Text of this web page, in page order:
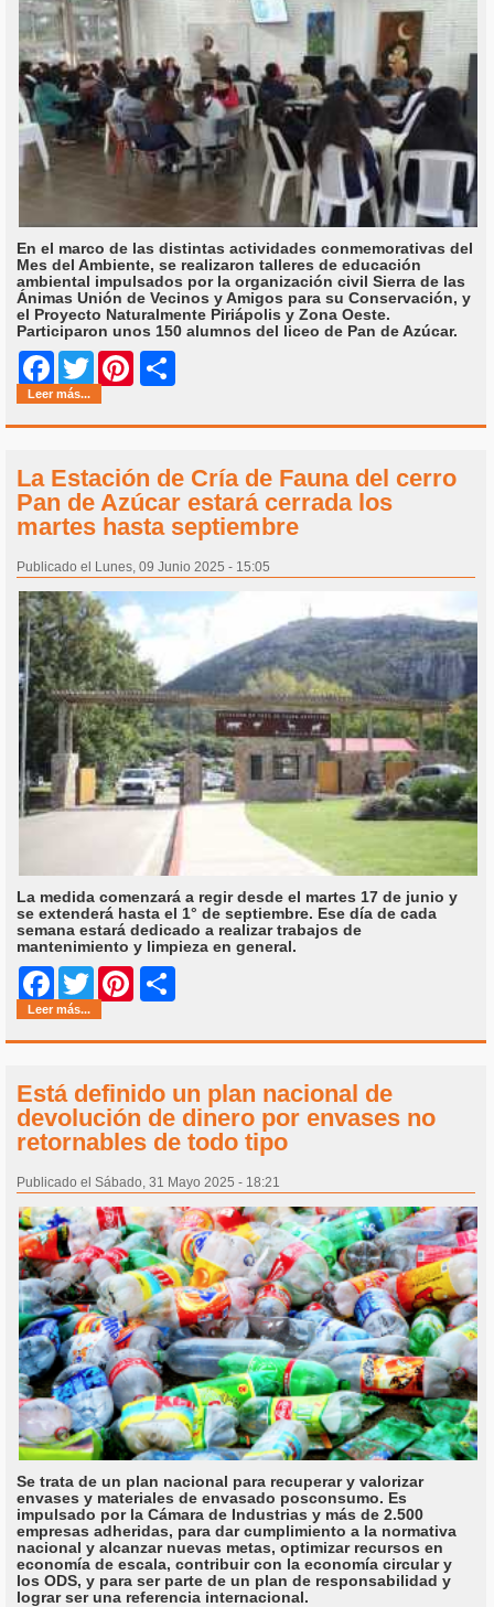
En el marco de las distintas actividades conmemorativas del
Mes del Ambiente, se realizaron talleres de educación
ambiental impulsados por la organización civil Sierra de las
Ánimas Unión de Vecinos y Amigos para su Conservación, y
el Proyecto Naturalmente Piriápolis y Zona Oeste.
Participaron unos 150 alumnos del liceo de Pan de Azúcar.
Facebook
Twitter Pinterest
Leer más...
La Estación de Cría de Fauna del cerro
Pan de Azúcar estará cerrada los
martes hasta septiembre
Publicado el Lunes, 09 Junio 2025 - 15:05
La medida comenzará a regir desde el martes 17 de junio y
se extenderá hasta el 1° de septiembre. Ese día de cada
semana estará dedicado a realizar trabajos de
mantenimiento y limpieza en general.
Facebook
Twitter Pinterest
Leer más...
Está definido un plan nacional de
devolución de dinero por envases no
retornables de todo tipo
Publicado el Sábado, 31 Mayo 2025 - 18:21
Se trata de un plan nacional para recuperar y valorizar
envases y materiales de envasado posconsumo. Es
impulsado por la Cámara de Industrias y más de 2.500
empresas adheridas, para dar cumplimiento a la normativa
nacional y alcanzar nuevas metas, optimizar recursos en
economía de escala, contribuir con la economía circular y
los ODS, y para ser parte de un plan de responsabilidad y
lograr ser una referencia internacional.